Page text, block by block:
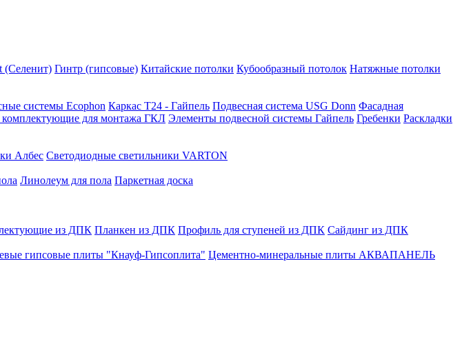
(Селенит) Гинтр (гипсовые) Китайские потолки Кубообразный потолок Натяжные потолки
системы Ecophon Каркас Т24 - Гайпель Подвесная система USG Donn Фасадная
для монтажа ГКЛ Элементы подвесной системы Гайпель Гребенки Раскладки
Албес Светодиодные светильники VARTON
Линолеум для пола Паркетная доска
из ДПК Планкен из ДПК Профиль для ступеней из ДПК Сайдинг из ДПК
гипсовые плиты "Кнауф-Гипсоплита" Цементно-минеральные плиты АКВАПАНЕЛЬ